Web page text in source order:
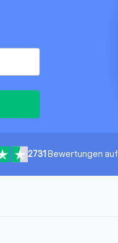
2731Bewertungen auf